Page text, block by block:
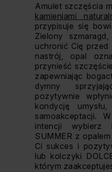
Amulet szczęścia
kamieniami
przypisuje się
Zielony
uchronić Cię
nastrój, opal
przynieść
zapewniając
dymny
pozytywnie
kondycję
samoakceptacji.
intencji wybierz
SUMMER z
Ci sukces i
lub kolczyki
którym